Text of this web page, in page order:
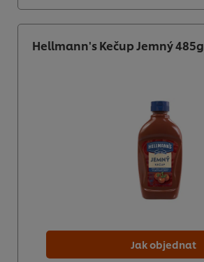
Hellmann's Kečup Jemný 485g
Jak objednat